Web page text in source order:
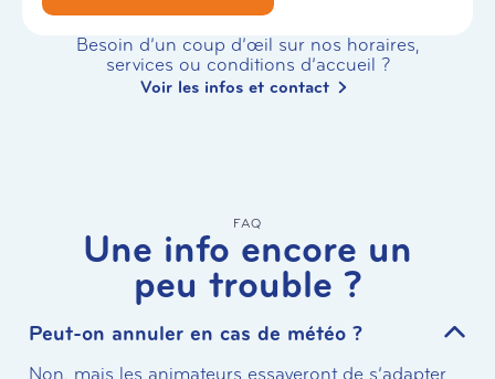
Besoin d’un coup d’œil sur nos horaires,
services ou conditions d’accueil ?
Voir les infos et contact
FAQ
Une info encore un
peu trouble ?
Peut-on annuler en cas de météo ?
Non, mais les animateurs essayeront de s’adapter